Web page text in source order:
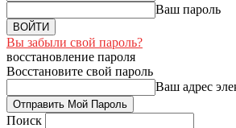
Ваш пароль
Вы забыли свой пароль?
восстановление пароля
Восстановите свой пароль
Ваш адрес
Поиск